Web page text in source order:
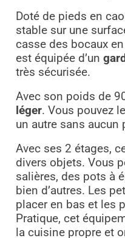
Doté de pieds en
stable sur une
casse des bocaux
est équipée d’un
très sécurisée.
Avec son poids de
léger. Vous pouvez
un autre sans aucun
Avec ses 2 étages,
divers objets. Vous
salières, des pots à
bien d’autres. Les
placer en bas et les
Pratique, cet
la cuisine propre et